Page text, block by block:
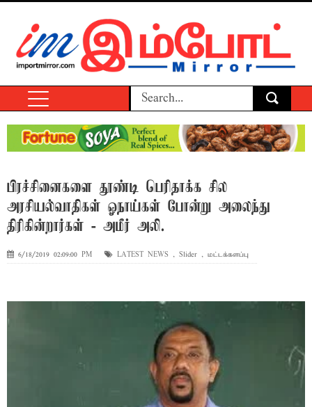
பிரச்சினைகளை தூண்டி பெரிதாக்க சில
அரசியல்வாதிகள் ஓநாய்கள் போன்று அலைந்து
திரிகின்றார்கள் - அமீர் அலி.
6/18/2019 02:09:00 PM LATEST NEWS , Slider , மட்டக்களப்பு